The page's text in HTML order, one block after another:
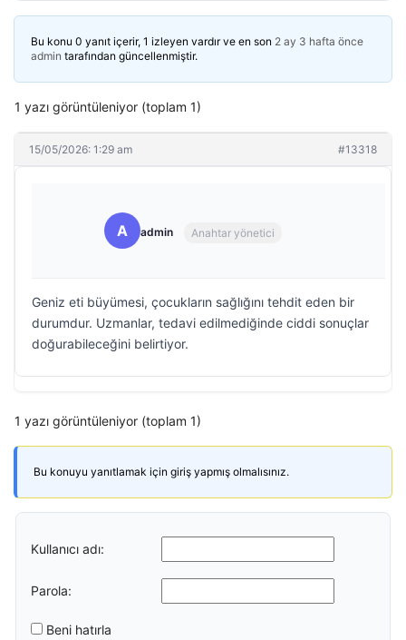
Bu konu 0 yanıt içerir, 1 izleyen vardır ve en son 2 ay 3 hafta önce
admin tarafından güncellenmiştir.
1 yazı görüntüleniyor (toplam 1)
15/05/2026: 1:29 am #13318
A admin Anahtar yönetici
Geniz eti büyümesi, çocukların sağlığını tehdit eden bir
durumdur. Uzmanlar, tedavi edilmediğinde ciddi sonuçlar
doğurabileceğini belirtiyor.
1 yazı görüntüleniyor (toplam 1)
Bu konuyu yanıtlamak için giriş yapmış olmalısınız.
Kullanıcı adı:
Parola:
Beni hatırla